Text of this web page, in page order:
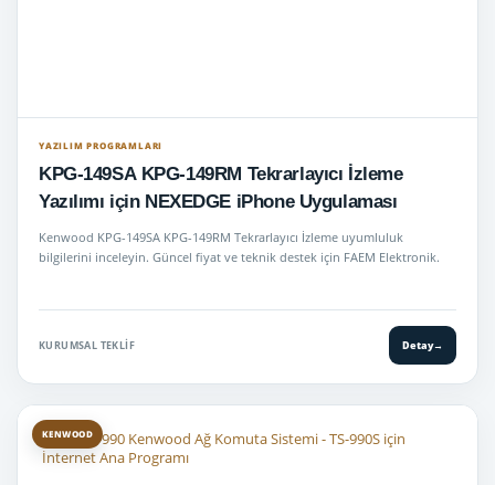
YAZILIM PROGRAMLARI
KPG-149SA KPG-149RM Tekrarlayıcı İzleme
Yazılımı için NEXEDGE iPhone Uygulaması
Kenwood KPG-149SA KPG-149RM Tekrarlayıcı İzleme uyumluluk
bilgilerini inceleyin. Güncel fiyat ve teknik destek için FAEM Elektronik.
KURUMSAL TEKLIF Detay→
KENWOOD